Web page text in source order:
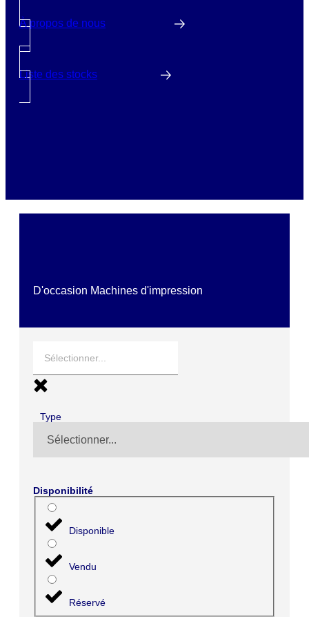
À propos de nous
Liste des stocks
D'occasion Machines d'impression
Type
Disponibilité
Disponible
Vendu
Réservé